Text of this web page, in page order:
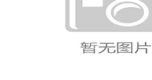
德国队争冠最大障碍揭秘